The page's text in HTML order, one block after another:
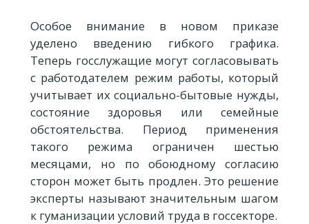
Особое внимание в новом приказе
уделено введению гибкого графика.
Теперь госслужащие могут согласовывать
с работодателем режим работы, который
учитывает их социально-бытовые нужды,
состояние здоровья или семейные
обстоятельства. Период применения
такого режима ограничен шестью
месяцами, но по обоюдному согласию
сторон может быть продлен. Это решение
эксперты называют значительным шагом
к гуманизации условий труда в госсекторе.